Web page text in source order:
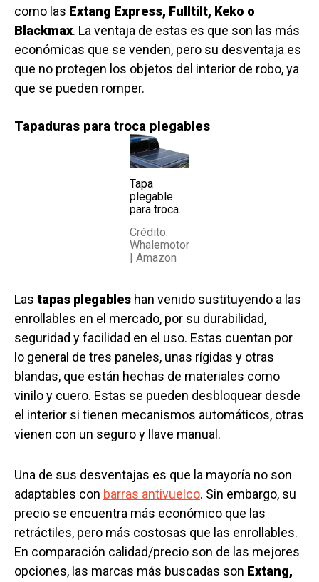
como las Extang Express, Fulltilt, Keko o
Blackmax. La ventaja de estas es que son las más
económicas que se venden, pero su desventaja es
que no protegen los objetos del interior de robo, ya
que se pueden romper.
Tapaduras para troca plegables
Tapa
plegable
para troca.
Crédito:
Whalemotor
| Amazon
Las tapas plegables han venido sustituyendo a las
enrollables en el mercado, por su durabilidad,
seguridad y facilidad en el uso. Estas cuentan por
lo general de tres paneles, unas rígidas y otras
blandas, que están hechas de materiales como
vinilo y cuero. Estas se pueden desbloquear desde
el interior si tienen mecanismos automáticos, otras
vienen con un seguro y llave manual.
Una de sus desventajas es que la mayoría no son
adaptables con barras antivuelco. Sin embargo, su
precio se encuentra más económico que las
retráctiles, pero más costosas que las enrollables.
En comparación calidad/precio son de las mejores
opciones, las marcas más buscadas son Extang,